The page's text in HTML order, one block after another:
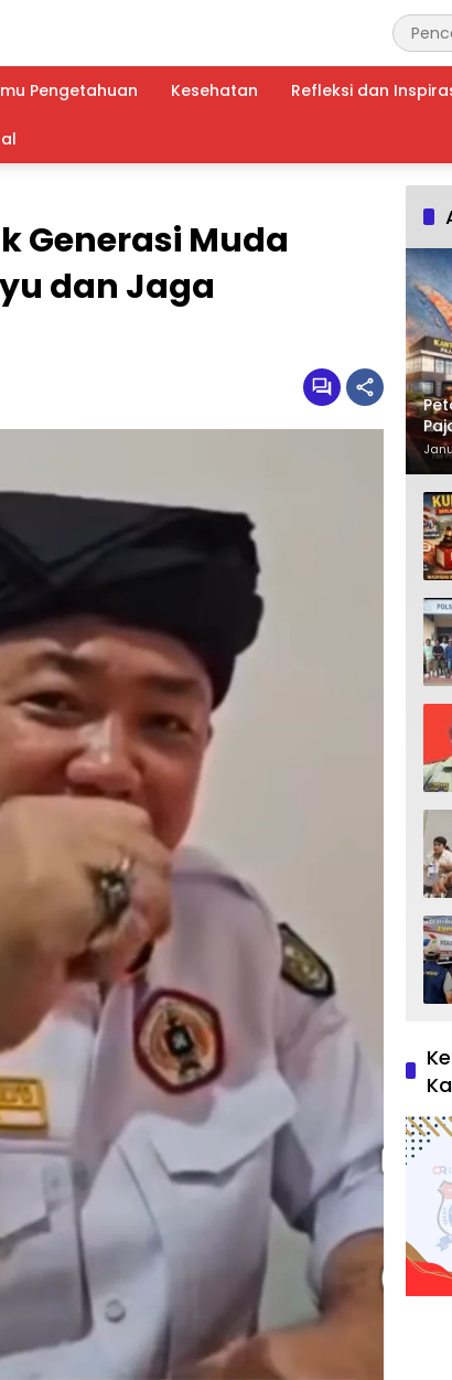
Pengetahuan Kesehatan Refleksi dan
Generasi Muda
dan Jaga